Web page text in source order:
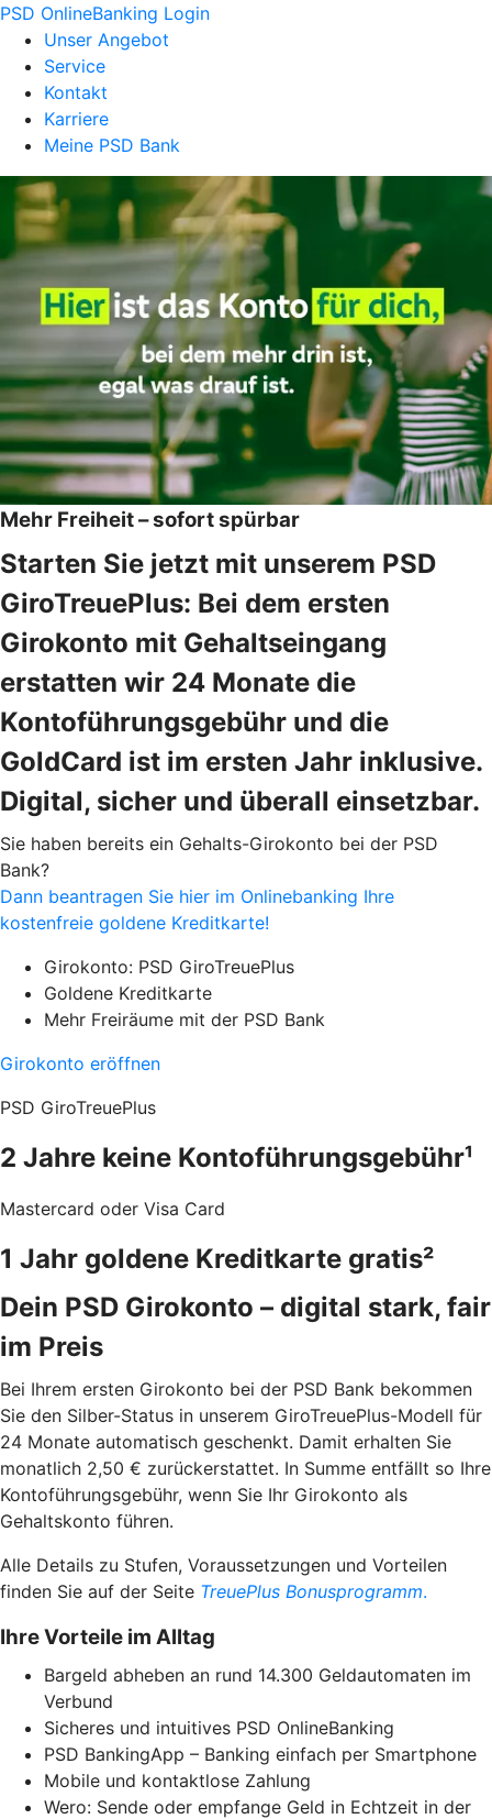
PSD OnlineBanking Login
Unser Angebot
Service
Kontakt
Karriere
Meine PSD Bank
Mehr Freiheit – sofort spürbar
Starten Sie jetzt mit unserem PSD
GiroTreuePlus: Bei dem ersten
Girokonto mit Gehaltseingang
erstatten wir 24 Monate die
Kontoführungsgebühr und die
GoldCard ist im ersten Jahr inklusive.
Digital, sicher und überall einsetzbar.
Sie haben bereits ein Gehalts-Girokonto bei der PSD
Bank?
Dann beantragen Sie hier im Onlinebanking Ihre
kostenfreie goldene Kreditkarte!
Girokonto: PSD GiroTreuePlus
Goldene Kreditkarte
Mehr Freiräume mit der PSD Bank
Girokonto eröffnen
PSD GiroTreuePlus
2 Jahre keine Kontoführungsgebühr¹
Mastercard oder Visa Card
1 Jahr goldene Kreditkarte gratis²
Dein PSD Girokonto – digital stark, fair
im Preis
Bei Ihrem ersten Girokonto bei der PSD Bank bekommen
Sie den Silber-Status in unserem GiroTreuePlus-Modell für
24 Monate automatisch geschenkt. Damit erhalten Sie
monatlich 2,50 € zurückerstattet. In Summe entfällt so Ihre
Kontoführungsgebühr, wenn Sie Ihr Girokonto als
Gehaltskonto führen.
Alle Details zu Stufen, Voraussetzungen und Vorteilen
finden Sie auf der Seite TreuePlus Bonusprogramm.
Ihre Vorteile im Alltag
Bargeld abheben an rund 14.300 Geldautomaten im
Verbund
Sicheres und intuitives PSD OnlineBanking
PSD BankingApp – Banking einfach per Smartphone
Mobile und kontaktlose Zahlung
Wero: Sende oder empfange Geld in Echtzeit in der